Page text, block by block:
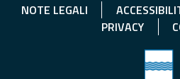
NOTE LEGALI
PRIVACY